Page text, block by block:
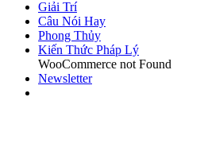
Giải Trí
Câu Nói Hay
Phong Thủy
Kiến Thức Pháp Lý
WooCommerce not Found
Newsletter